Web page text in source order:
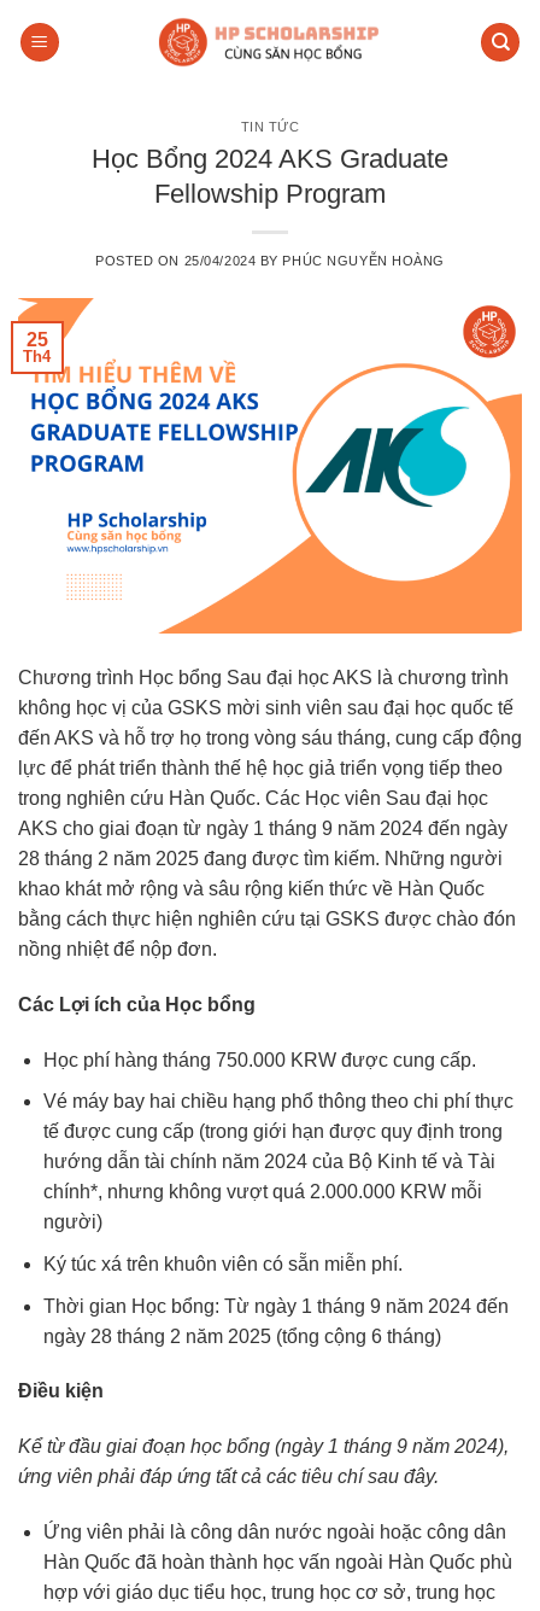
TIN TỨC
Học Bổng 2024 AKS Graduate
Fellowship Program
POSTED ON 25/04/2024 BY PHÚC NGUYỄN HOÀNG
25
Th4
Chương trình Học bổng Sau đại học AKS là chương trình
không học vị của GSKS mời sinh viên sau đại học quốc tế
đến AKS và hỗ trợ họ trong vòng sáu tháng, cung cấp động
lực để phát triển thành thế hệ học giả triển vọng tiếp theo
trong nghiên cứu Hàn Quốc. Các Học viên Sau đại học
AKS cho giai đoạn từ ngày 1 tháng 9 năm 2024 đến ngày
28 tháng 2 năm 2025 đang được tìm kiếm. Những người
khao khát mở rộng và sâu rộng kiến thức về Hàn Quốc
bằng cách thực hiện nghiên cứu tại GSKS được chào đón
nồng nhiệt để nộp đơn.
Các Lợi ích của Học bổng
Học phí hàng tháng 750.000 KRW được cung cấp.
Vé máy bay hai chiều hạng phổ thông theo chi phí thực
tế được cung cấp (trong giới hạn được quy định trong
hướng dẫn tài chính năm 2024 của Bộ Kinh tế và Tài
chính*, nhưng không vượt quá 2.000.000 KRW mỗi
người)
Ký túc xá trên khuôn viên có sẵn miễn phí.
Thời gian Học bổng: Từ ngày 1 tháng 9 năm 2024 đến
ngày 28 tháng 2 năm 2025 (tổng cộng 6 tháng)
Điều kiện
Kể từ đầu giai đoạn học bổng (ngày 1 tháng 9 năm 2024),
ứng viên phải đáp ứng tất cả các tiêu chí sau đây.
Ứng viên phải là công dân nước ngoài hoặc công dân
Hàn Quốc đã hoàn thành học vấn ngoài Hàn Quốc phù
hợp với giáo dục tiểu học, trung học cơ sở, trung học